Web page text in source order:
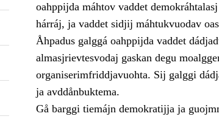
oahppijda máhtov vaddet
hárráj, ja vaddet sidjij máhtukvuodav
Åhpadus galggá oahppijda vaddet
almasjrievtesvodaj gaskan degu
organiserimfriddjavuohta. Sij galggi
ja avddånbuktema.
Gå barggi tiemájn demokratijja ja